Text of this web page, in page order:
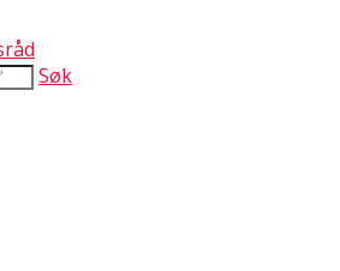
Søk